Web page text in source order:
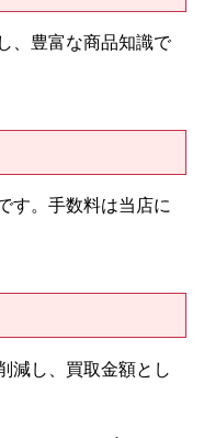
、豊富な商品知識で
す。手数料は当店に
減し、買取金額とし